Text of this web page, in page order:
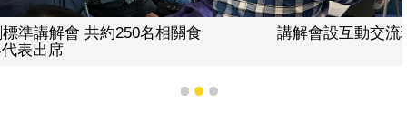
講解會設互動交流環節，業者踴躍發問。
1 2 3